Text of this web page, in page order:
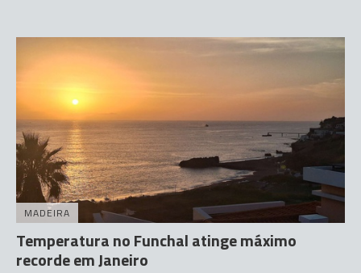
MADEIRA
Temperatura no Funchal atinge máximo
recorde em Janeiro